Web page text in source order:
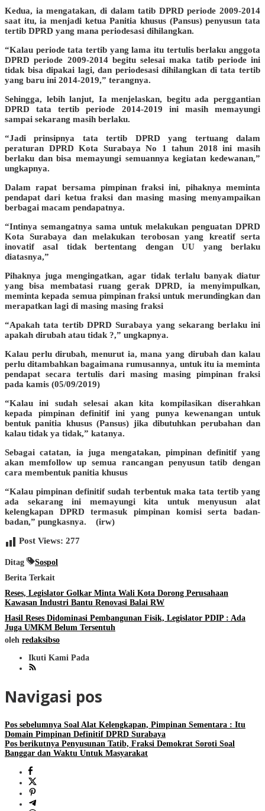
Kedua, ia mengatakan, di dalam tatib DPRD periode 2009-2014
saat itu, ia menjadi ketua Panitia khusus (Pansus) penyusun tata
tertib DPRD yang mana periodesasi dihilangkan.
“Kalau periode tata tertib yang lama itu tertulis berlaku anggota
DPRD periode 2009-2014 begitu selesai maka tatib periode ini
tidak bisa dipakai lagi, dan periodesasi dihilangkan di tata tertib
yang baru ini 2014-2019,” terangnya.
Sehingga, lebih lanjut, Ia menjelaskan, begitu ada perggantian
DPRD tata tertib periode 2014-2019 ini masih memayungi
sampai sekarang masih berlaku.
“Jadi prinsipnya tata tertib DPRD yang tertuang dalam
peraturan DPRD Kota Surabaya No 1 tahun 2018 ini masih
berlaku dan bisa memayungi semuannya kegiatan kedewanan,”
ungkapnya.
Dalam rapat bersama pimpinan fraksi ini, pihaknya meminta
pendapat dari ketua fraksi dan masing masing menyampaikan
berbagai macam pendapatnya.
“Intinya semangatnya sama untuk melakukan penguatan DPRD
Kota Surabaya dan melakukan terobosan yang kreatif serta
inovatif asal tidak bertentang dengan UU yang berlaku
diatasnya,”
Pihaknya juga mengingatkan, agar tidak terlalu banyak diatur
yang bisa membatasi ruang gerak DPRD, ia menyimpulkan,
meminta kepada semua pimpinan fraksi untuk merundingkan dan
merapatkan lagi di masing masing fraksi
“Apakah tata tertib DPRD Surabaya yang sekarang berlaku ini
apakah dirubah atau tidak ?,” ungkapnya.
Kalau perlu dirubah, menurut ia, mana yang dirubah dan kalau
perlu ditambahkan bagaimana rumusannya, untuk itu ia meminta
pendapat secara tertulis dari masing masing pimpinan fraksi
pada kamis (05/09/2019)
“Kalau ini sudah selesai akan kita kompilasikan diserahkan
kepada pimpinan definitif ini yang punya kewenangan untuk
bentuk panitia khusus (Pansus) jika dibutuhkan perubahan dan
kalau tidak ya tidak,” katanya.
Sebagai catatan, ia juga mengatakan, pimpinan definitif yang
akan memfollow up semua rancangan penyusun tatib dengan
cara membentuk panitia khusus
“Kalau pimpinan definitif sudah terbentuk maka tata tertib yang
ada sekarang ini memayungi kita untuk menyusun alat
kelengkapan DPRD termasuk pimpinan komisi serta badan-
badan,” pungkasnya. (irw)
Post Views: 277
Ditag
Sospol
Berita Terkait
Reses, Legislator Golkar Minta Wali Kota Dorong Perusahaan
Kawasan Industri Bantu Renovasi Balai RW
Hasil Reses Didominasi Pembangunan Fisik, Legislator PDIP : Ada
Juga UMKM Belum Tersentuh
oleh redaksibso
Ikuti Kami Pada
Navigasi pos
Pos sebelumnya Soal Alat Kelengkapan, Pimpinan Sementara : Itu
Domain Pimpinan Definitif DPRD Surabaya
Pos berikutnya Penyusunan Tatib, Fraksi Demokrat Soroti Soal
Banggar dan Waktu Untuk Masyarakat